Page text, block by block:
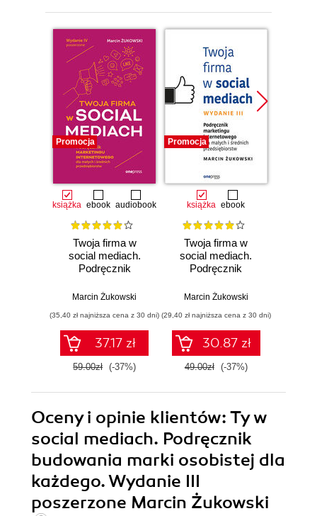
Promocja
książka ebook audiobook
Twoja firma w
social mediach.
Podręcznik
internetowego dla
przedsiębiorstw.
Wydanie IV
poszerzone
Marcin Żukowski
(35,40 zł najniższa cena z 30 dni)
37.17 zł
59.00zł (-37%)
Promocja
książka ebook
Twoja firma w
social mediach.
Podręcznik
internetowego dla
przedsiębiorstw.
Wydanie III
Marcin Żukowski
(29,40 zł najniższa cena z 30 dni)
30.87 zł
49.00zł (-37%)
Oceny i opinie klientów: Ty w
social mediach. Podręcznik
budowania marki osobistej dla
każdego. Wydanie III
poszerzone Marcin Żukowski